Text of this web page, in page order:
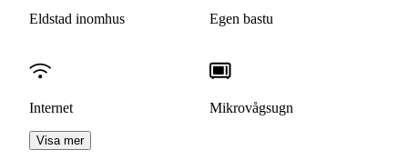
Eldstad inomhus Egen bastu
Internet Mikrovågsugn
Visa mer